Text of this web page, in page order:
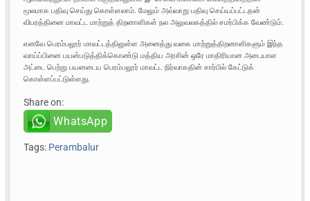
மூலமாக பதிவு செய்து கொள்ளலாம். மேலும் அவ்வாறு பதிவு செய்யப்பட்டதன்
விபரத்தினை மாவட்ட மாற்றுத் திறனாளிகள் நல அலுவலகத்தில் சமர்பிக்க வேண்டும்.
எனவே பெரம்பலூர் மாவட்டத்திலுள்ள அனைத்து வகை மாற்றுத்திறனாளிகளும் இந்த
வாய்ப்பினை பயன்படுத்திக்கொண்டு மத்திய அரசின் ஒரே மாதிரியான அடையாள
அட்டை பெற்று பயனடைய பெரம்பலூர் மாவட்ட நிர்வாகதின் சார்பில் கேட்டுக்
கொள்ளப்பட்டுள்ளது.
Share on:
WhatsApp
Tags: Perambalur